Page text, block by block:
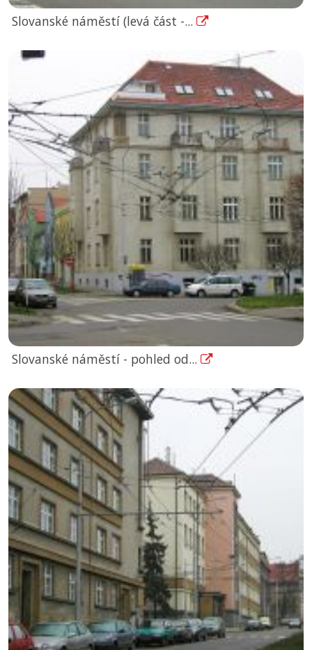
Slovanské náměstí (levá část -...
Slovanské náměstí - pohled od...